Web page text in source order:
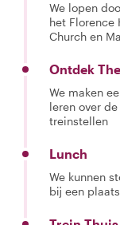
We lopen
het Florence
Church en
Ontdek
We maken
leren over
treinstellen
Lunch
We kunnen
bij een